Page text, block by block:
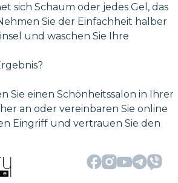
sich Schaum oder jedes Gel, das
Sie der Einfachheit halber
und waschen Sie Ihre
Sie einen Schönheitssalon in Ihrer
an oder vereinbaren Sie online
Eingriff und vertrauen Sie den